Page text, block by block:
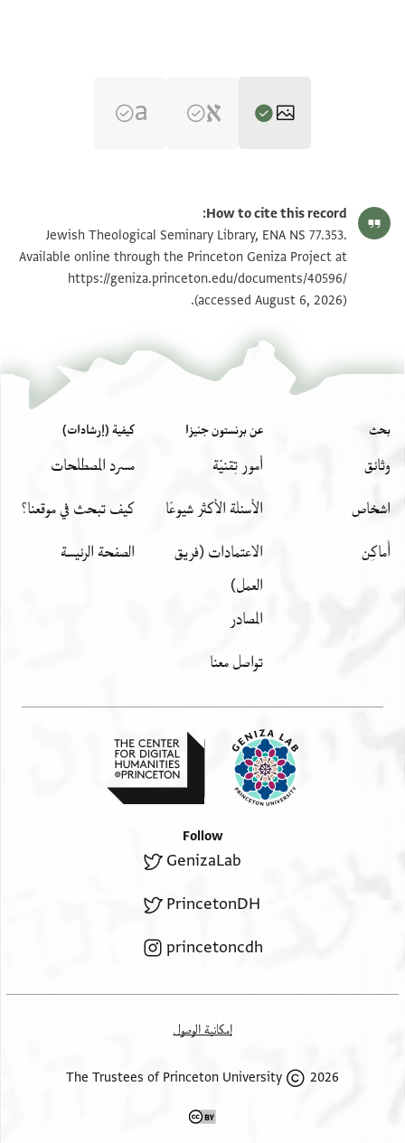
ENA NS 77.353 2 تكبير و تدوير
بيان أذونات الصورة
How to cite this record:
Jewish Theological Seminary Library, ENA NS 77.353.
Available online through the Princeton Geniza Project at
https://geniza.princeton.edu/documents/40596/
(accessed August 6, 2026).
بحث
وثائق
اشخاص
أَماكِن
عن برنستون جنيزا
أمور تِقنيّة
الأسئلة الأكثر شيوعًا
الاعتمادات (فريق
العمل)
المصادر
تواصل معنا
كيفية (إرشادات)
مسرد المصطلحات
كيف تبحث في موقعنا؟
الصفحة الرئيسة
Follow
GenizaLab
PrincetonDH
princetoncdh
إمكانية الوصول
2026 The Trustees of Princeton University